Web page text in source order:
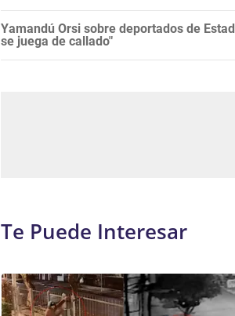
Yamandú Orsi sobre deportados de
se juega de callado"
Te Puede Interesar